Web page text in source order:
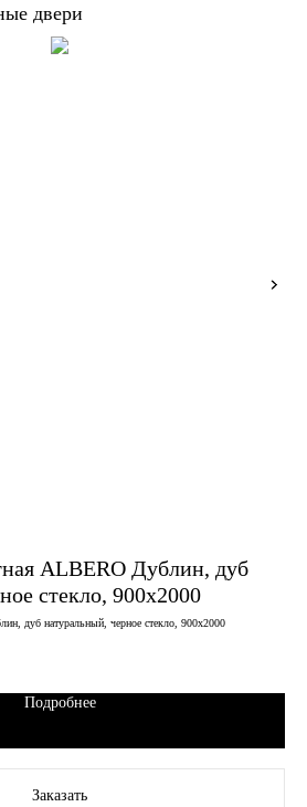
двери
ALBERO Дублин, дуб
стекло, 900х2000
дуб натуральный, черное стекло, 900х2000
Подробнее
Заказать